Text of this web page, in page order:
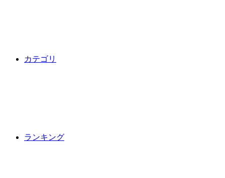
カテゴリ
ランキング